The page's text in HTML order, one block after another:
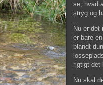
se, hvad
stryg og
Nu er
er bare
blandt
rigtigt det
Nu skal